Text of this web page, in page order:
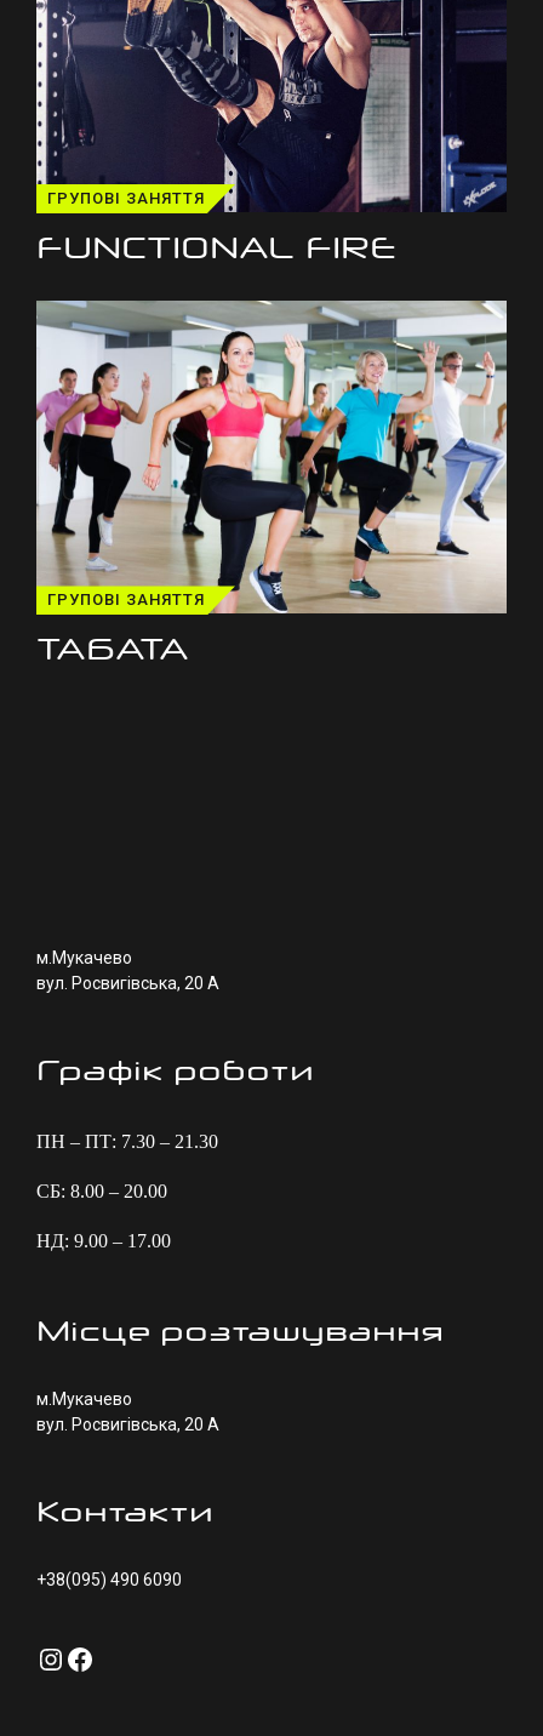
ГРУПОВІ ЗАНЯТТЯ
FUNCTIONAL FIRE
ГРУПОВІ ЗАНЯТТЯ
ТАБАТА
м.Мукачево
вул. Росвигівська, 20 А
Графік роботи
ПН – ПТ: 7.30 – 21.30
СБ: 8.00 – 20.00
НД: 9.00 – 17.00
Місце розташування
м.Мукачево
вул. Росвигівська, 20 А
Контакти
+38(095) 490 6090